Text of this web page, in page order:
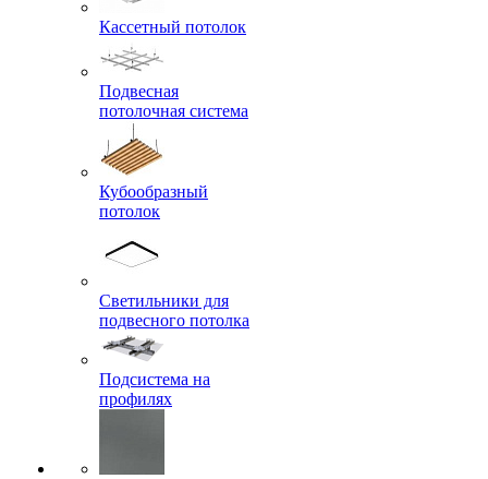
Кассетный потолок
Подвесная
потолочная система
Кубообразный
потолок
Светильники для
подвесного потолка
Подсистема на
профилях